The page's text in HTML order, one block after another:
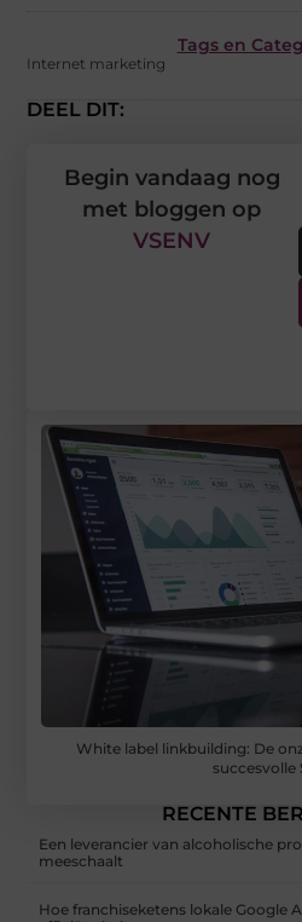
Tags en
Internet marketing
DEEL DIT:
White label linkbuilding: De
succesvolle
RECENTE
Een leverancier van alcoholische
meeschaalt
Hoe franchiseketens lokale Google
Begin vandaag nog
met bloggen op
VSENV